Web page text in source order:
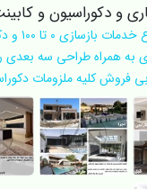
و دکوراسیون و
ارائه
به همراه طراحی سه بعدی
فروش کلیه ملزومات